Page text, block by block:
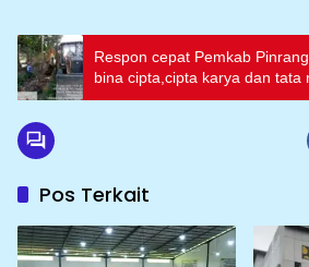
Respon cepat Pemkab
bina cipta,cipta karya dan tata
mengantisipasi dampak
Pos Terkait